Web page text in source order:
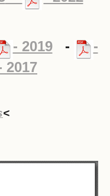
- 2019-
-
2017
<